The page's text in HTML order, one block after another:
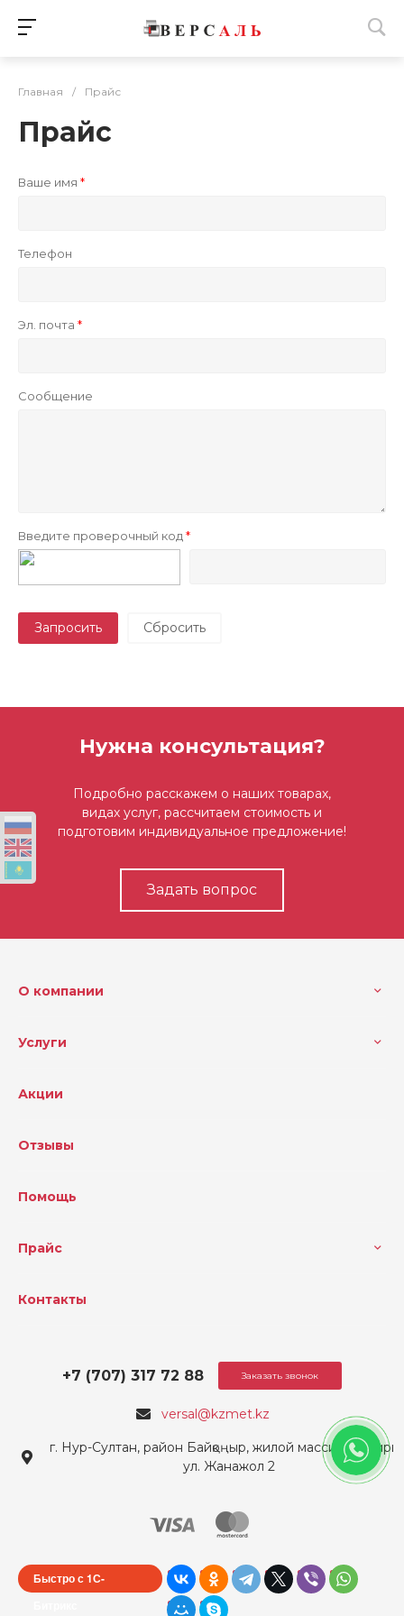
Главная / Прайс
Прайс
Ваше имя
Телефон
Эл. почта
Сообщение
Введите проверочный код
Запросить
Нужна консультация?
Подробно расскажем о наших товарах,
видах услуг, рассчитаем стоимость и
подготовим индивидуальное предложение!
Задать вопрос
О компании
Услуги
Акции
Отзывы
Помощь
Прайс
Контакты
versal@kzmet.kz
+7 (707) 317 72 88
г. Нур-Султан, район Байқоңыр, жилой массив
ул. Жанажол 2
Заказать звонок
Быстро с 1С-